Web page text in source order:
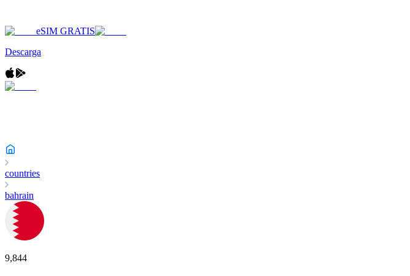
eSIM GRATIS
Descarga
countries
bahrain
9,844